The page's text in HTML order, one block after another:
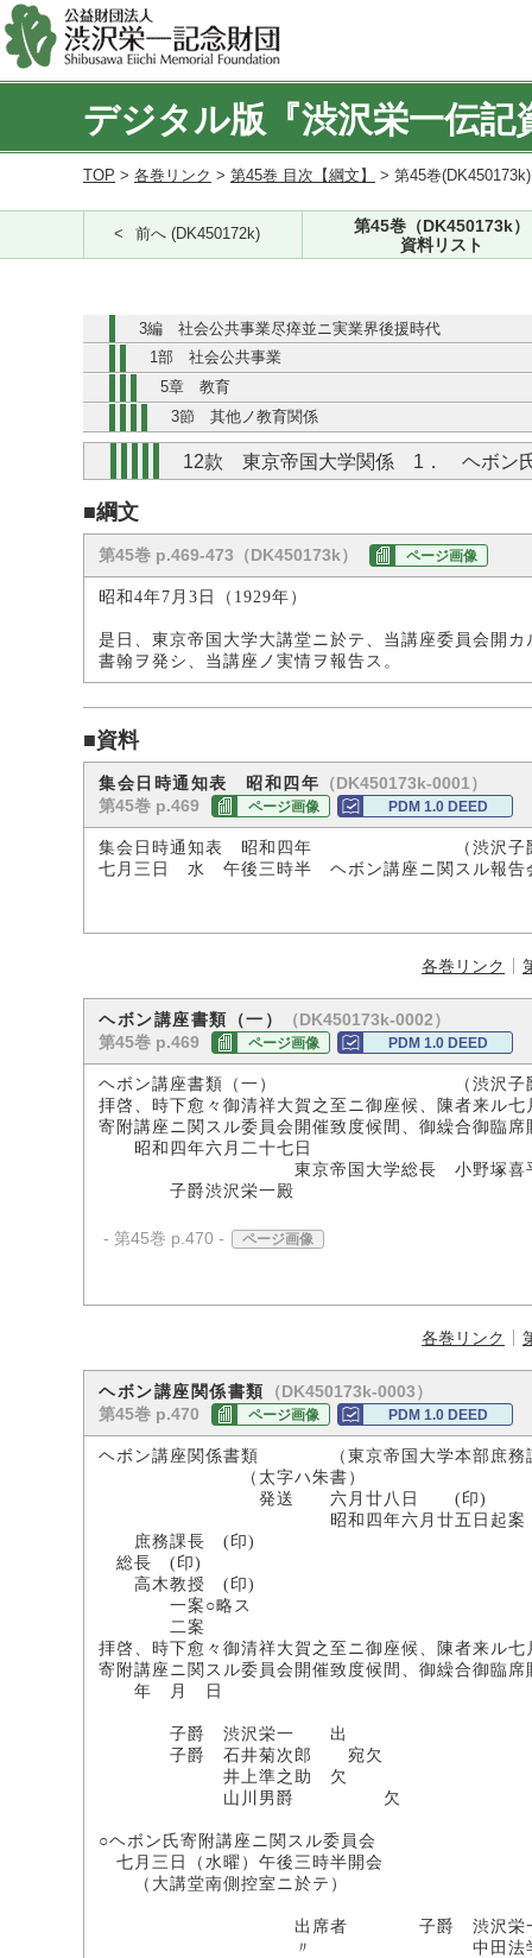
デジタル版『渋沢栄一伝記
TOP > 各巻リンク > 第45巻 目次【綱文】 > 第45巻
前へ (DK450172k)
第45巻（DK450173k）
資料リスト
3編 社会公共事業尽瘁並ニ実業界後援時代
1部 社会公共事業
5章 教育
3節 其他ノ教育関係
12款 東京帝国大学関係 1． ヘボン
■綱文
第45巻 p.469-473（DK450173k） ページ画像
昭和4年7月3日（1929年）
是日、東京帝国大学大講堂ニ於テ、当講座委員会開
書翰ヲ発シ、当講座ノ実情ヲ報告ス。
■資料
集会日時通知表 昭和四年 （DK450173k-0001）
第45巻 p.469
ページ画像 PDM 1.0 DEED
集会日時通知表 昭和四年 （渋沢子爵
七月三日 水 午後三時半 ヘボン講座ニ関スル報告
各巻リンク
ヘボン講座書類（一）
（DK450173k-0002）
第45巻 p.469
ページ画像 PDM 1.0 DEED
ヘボン講座書類（一） （渋沢子爵
拝啓、時下愈々御清祥大賀之至ニ御座候、陳者来ル
寄附講座ニ関スル委員会開催致度候間、御繰合御臨
昭和四年六月二十七日
東京帝国大学総長 小野塚喜
子爵渋沢栄一殿
- 第45巻 p.470 - ページ画像
各巻リンク
ヘボン講座関係書類
（DK450173k-0003）
第45巻 p.470
ページ画像 PDM 1.0 DEED
ヘボン講座関係書類 （東京帝国大学本部庶務
（太字ハ朱書）
発送 六月廿八日 (印)
昭和四年六月廿五日起案 (
庶務課長 (印)
総長 (印)
高木教授 (印)
一案○略ス
二案
拝啓、時下愈々御清祥大賀之至ニ御座候、陳者来ル
寄附講座ニ関スル委員会開催致度候間、御繰合御臨
年 月 日
子爵 渋沢栄一 出
子爵 石井菊次郎 宛欠
井上準之助 欠
山川男爵 欠
○ヘボン氏寄附講座ニ関スル委員会
七月三日（水曜）午後三時半開会
（大講堂南側控室ニ於テ）
出席者 子爵 渋沢栄
〃 中田法学部